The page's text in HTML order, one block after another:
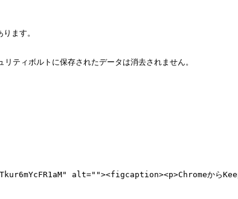
ます。
ティボルトに保存されたデータは消去されません。
alt=""><figcaption><p>ChromeからKeeper